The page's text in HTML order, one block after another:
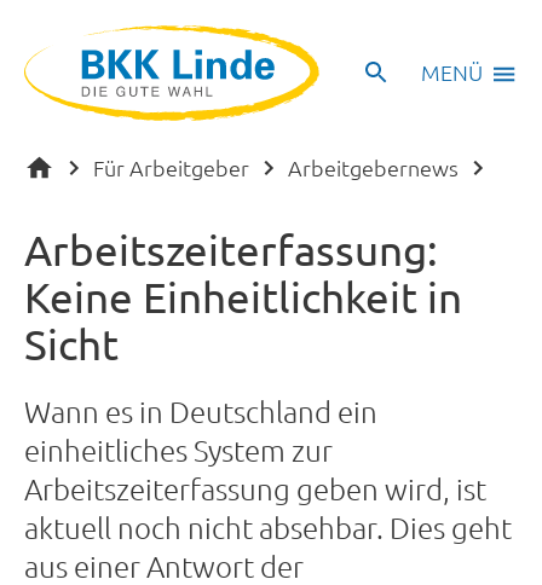
MENÜ
Für Arbeitgeber Arbeitgebernews
Arbeitszeiterfassung:
Keine Einheitlichkeit in
Sicht
Wann es in Deutschland ein
einheitliches System zur
Arbeitszeiterfassung geben wird, ist
aktuell noch nicht absehbar. Dies geht
aus einer Antwort der